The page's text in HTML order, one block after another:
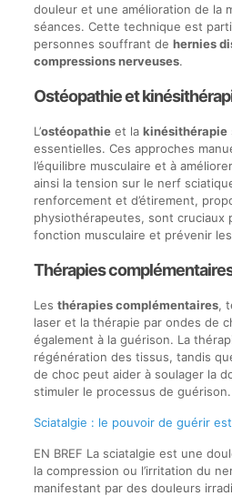
douleur et une amélioration de la
séances. Cette technique est
personnes souffrant de hernies
compressions nerveuses.
Ostéopathie et
L’ostéopathieet la kinésithérapie
essentielles. Ces approches
l’équilibre musculaire et à
ainsi la tension sur le nerf
renforcement et d’étirement,
physiothérapeutes, sont cruciaux
fonction musculaire et prévenir
Thérapies
Les thérapies complémentaires,
laser et la thérapie par ondes de
également à la guérison. La
régénération des tissus, tandis
de choc peut aider à soulager la
stimuler le processus de guérison.
Sciatalgie : le pouvoir de guérir
EN BREF La sciatalgie est une
la compression ou l’irritation du
manifestant par des douleurs